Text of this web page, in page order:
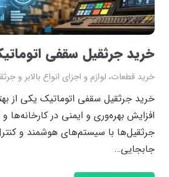
خرید جرثقیل سقفی
خرید قطعات، لوازم و اجزای انواع بالابر و
خرید جرثقیل سقفی اتوماتیک یکی از
افزایش بهره‌وری و ایمنی در کارخانه‌ها
جرثقیل‌ها با سیستم‌های هوشمند و
جابجایی…